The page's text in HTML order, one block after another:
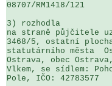
08707/RM1418/
3) rozhodla
na straně půjčitele
3468/5, ostatní
statutárního města
Ostrava, obec
Vlkem, se sídlem:
Pole, IČO: 42783577